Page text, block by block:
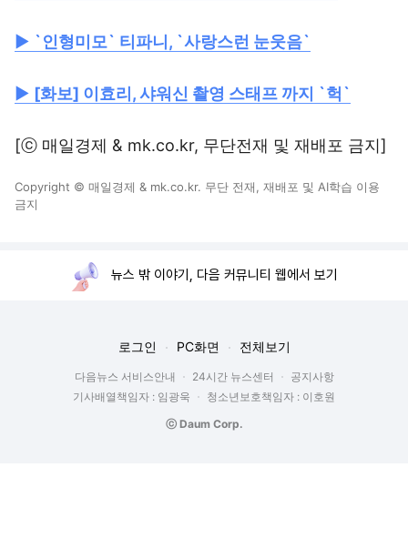
▶ `인형미모` 티파니, `사랑스런 눈웃음`
▶ [화보] 이효리, 샤워신 촬영 스태프 까지 `헉`
[ⓒ 매일경제 & mk.co.kr, 무단전재 및 재배포 금지]
Copyright © 매일경제 & mk.co.kr. 무단 전재, 재배포 및 AI학습 이용
금지
뉴스 밖 이야기, 다음 커뮤니티 웹에서 보기
로그인 PC화면 전체보기
다음뉴스 서비스안내 24시간 뉴스센터
공지사항
기사배열책임자 : 임광욱
청소년보호책임자 : 이호원
ⓒ Daum Corp.